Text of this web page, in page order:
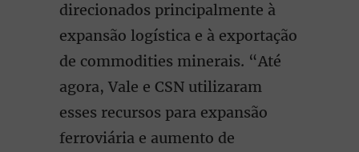
direcionados principalmente à
expansão logística e à exportação
de commodities minerais. “Até
agora, Vale e CSN utilizaram
esses recursos para expansão
ferroviária e aumento de